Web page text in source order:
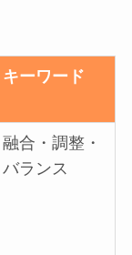
キーワード
融合・調整・
バランス